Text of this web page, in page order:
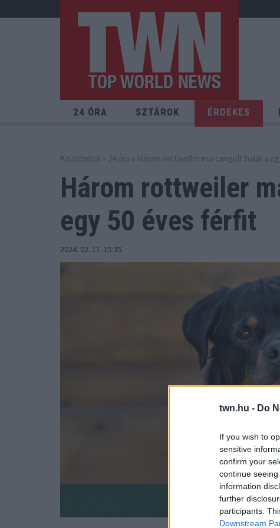
twn.hu - Do
If you wish to
sensitive
confirm your
continue
information
further
participants.
Downstream
24 ÓRA SZTÁROK ÉRDEKES
Kezdőoldal » 24 óra » Három rottweiler marcangolt halálra
Három rottweiler
egy 50 éves férfit
2024. 02. 11. 15:35